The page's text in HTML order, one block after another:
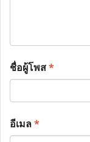
ชื่อผู้โพส*
อีเมล*